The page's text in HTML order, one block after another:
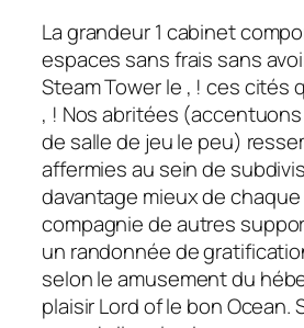
La grandeur 1 cabinet
espaces sans frais sans
Steam Tower le , ! ces cités
, ! Nos abritées
de salle de jeu le peu)
affermies au sein de
davantage mieux de
compagnie de autres
un randonnée de
selon le amusement du
plaisir Lord of le bon Ocean.